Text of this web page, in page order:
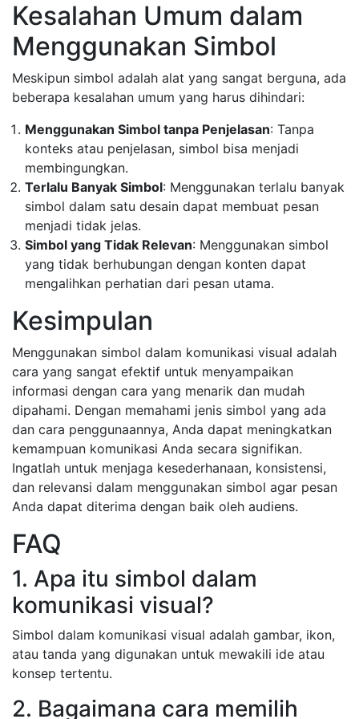
Kesalahan Umum dalam
Menggunakan Simbol
Meskipun simbol adalah alat yang sangat berguna, ada
beberapa kesalahan umum yang harus dihindari:
Menggunakan Simbol tanpa Penjelasan: Tanpa
konteks atau penjelasan, simbol bisa menjadi
membingungkan.
Terlalu Banyak Simbol: Menggunakan terlalu banyak
simbol dalam satu desain dapat membuat pesan
menjadi tidak jelas.
Simbol yang Tidak Relevan: Menggunakan simbol
yang tidak berhubungan dengan konten dapat
mengalihkan perhatian dari pesan utama.
Kesimpulan
Menggunakan simbol dalam komunikasi visual adalah
cara yang sangat efektif untuk menyampaikan
informasi dengan cara yang menarik dan mudah
dipahami. Dengan memahami jenis simbol yang ada
dan cara penggunaannya, Anda dapat meningkatkan
kemampuan komunikasi Anda secara signifikan.
Ingatlah untuk menjaga kesederhanaan, konsistensi,
dan relevansi dalam menggunakan simbol agar pesan
Anda dapat diterima dengan baik oleh audiens.
FAQ
1. Apa itu simbol dalam
komunikasi visual?
Simbol dalam komunikasi visual adalah gambar, ikon,
atau tanda yang digunakan untuk mewakili ide atau
konsep tertentu.
2. Bagaimana cara memilih